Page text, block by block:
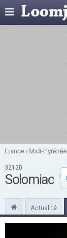
France ›Midi-
32120
Solomiac
Actualité